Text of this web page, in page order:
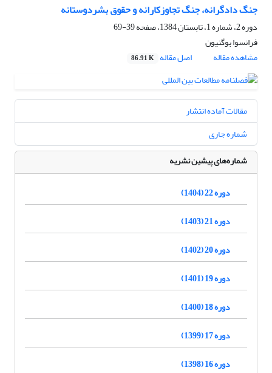
جنگ دادگرانه، جنگ تجاوزکارانه و حقوق بشردوستانه
دوره 2، شماره 1، تابستان 1384، صفحه
39-69
فرانسوا بوگنیون
مشاهده مقاله
اصل مقاله 86.91 K
مقالات آماده انتشار
شماره جاری
شماره‌های پیشین نشریه
دوره 22 (1404)
دوره 21 (1403)
دوره 20 (1402)
دوره 19 (1401)
دوره 18 (1400)
دوره 17 (1399)
دوره 16 (1398)